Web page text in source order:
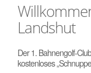
Landshut
Der 1. Bahnengolf-
kostenloses